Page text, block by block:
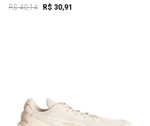
R$ 40,14 R$ 30,91